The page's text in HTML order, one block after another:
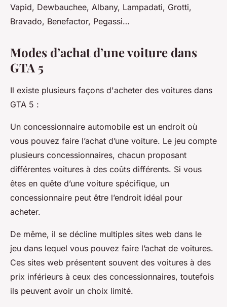
Vapid, Dewbauchee, Albany, Lampadati, Grotti,
Bravado, Benefactor, Pegassi…
Modes d’achat d’une voiture dans
GTA 5
Il existe plusieurs façons d'acheter des voitures dans
GTA 5 :
Un concessionnaire automobile est un endroit où
vous pouvez faire l’achat d’une voiture. Le jeu compte
plusieurs concessionnaires, chacun proposant
différentes voitures à des coûts différents. Si vous
êtes en quête d’une voiture spécifique, un
concessionnaire peut être l’endroit idéal pour
acheter.
De même, il se décline multiples sites web dans le
jeu dans lequel vous pouvez faire l’achat de voitures.
Ces sites web présentent souvent des voitures à des
prix inférieurs à ceux des concessionnaires, toutefois
ils peuvent avoir un choix limité.